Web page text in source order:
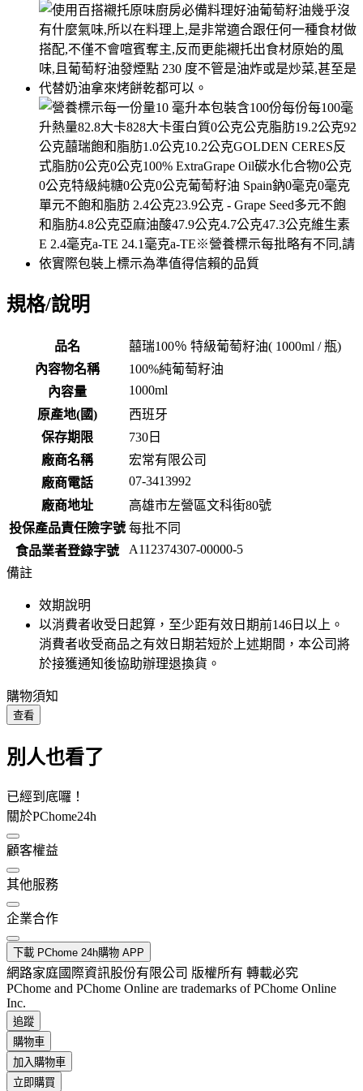
規格/說明
品名
囍瑞100％ 特級葡萄籽油( 1000ml / 瓶)
內容物名稱
100%純葡萄籽油
內容量
1000ml
原產地(國)
西班牙
保存期限
730 日
廠商名稱
宏常有限公司
廠商電話
07-3413992
廠商地址
高雄市左營區文科街80號
投保產品責任險字號 每批不同
食品業者登錄字號
A112374307-00000-5
備註
效期說明
以消費者收受日起算，至少距有效日期前146 日以上。
消費者收受商品之有效日期若短於上述期間，本公司將
於接獲通知後協助辦理退換貨。
購物須知
查看
別人也看了
已經到底囉！
關於PChome24h
顧客權益
其他服務
企業合作
下載 PChome 24h購物 APP
網路家庭國際資訊股份有限公司 版權所有 轉載必究
PChome and PChome Online are trademarks of PChome Online
Inc.
追蹤
購物車
加入購物車
立即購買